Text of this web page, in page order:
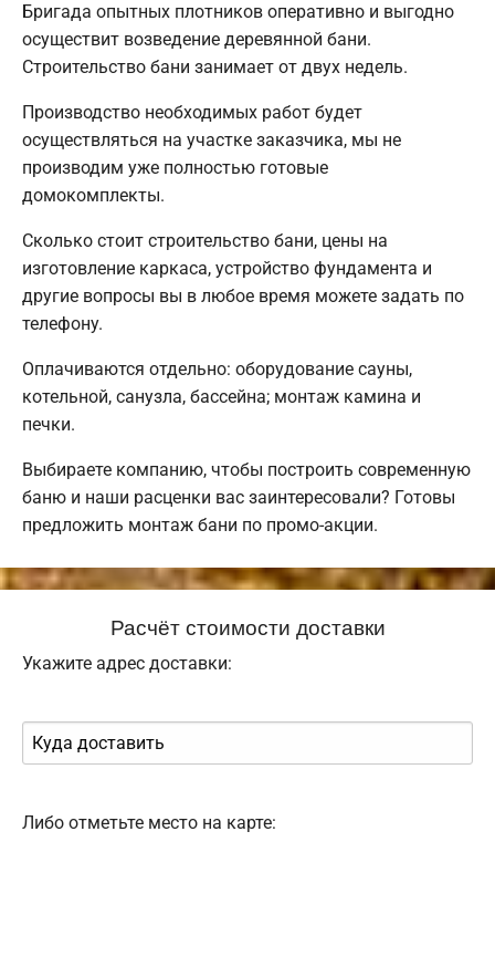
Бригада опытных плотников оперативно и выгодно
осуществит возведение деревянной бани.
Строительство бани занимает от двух недель.
Производство необходимых работ будет
осуществляться на участке заказчика, мы не
производим уже полностью готовые
домокомплекты.
Сколько стоит строительство бани, цены на
изготовление каркаса, устройство фундамента и
другие вопросы вы в любое время можете задать по
телефону.
Оплачиваются отдельно: оборудование сауны,
котельной, санузла, бассейна; монтаж камина и
печки.
Выбираете компанию, чтобы построить современную
баню и наши расценки вас заинтересовали? Готовы
предложить монтаж бани по промо-акции.
Расчёт стоимости доставки
Укажите адрес доставки:
Либо отметьте место на карте: